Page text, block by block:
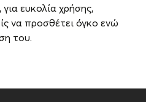
ευκολία χρήσης,
να προσθέτει όγκο ενώ
του.
Samsung Galaxy A04s